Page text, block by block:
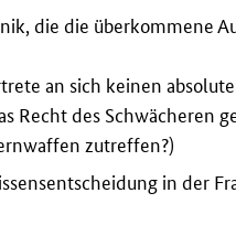
die die überkommene
an sich keinen
Recht des Schwächeren
zutreffen?)
in der